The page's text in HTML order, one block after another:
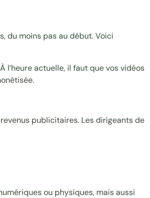
du moins pas au début. Voici
l’heure actuelle, il faut que vos vidéos
publicitaires. Les dirigeants de
ou physiques, mais aussi